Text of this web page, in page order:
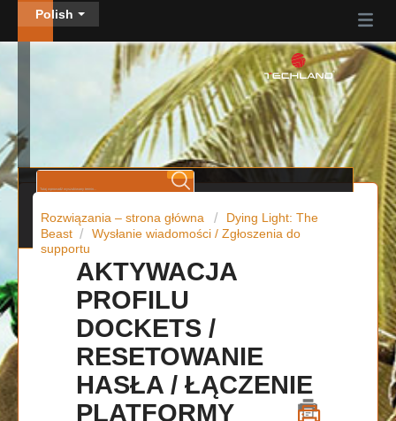
Polish
Rozwiązania – strona główna
Dying Light: The
Beast
Wysłanie wiadomości / Zgłoszenia do
supportu
AKTYWACJA
PROFILU
DOCKETS /
RESETOWANIE
HASŁA / ŁĄCZENIE
PLATFORMY